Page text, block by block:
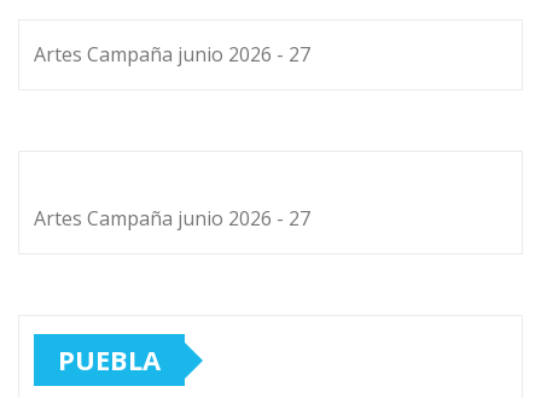
Artes Campaña junio 2026 - 27
Artes Campaña junio 2026 - 27
PUEBLA